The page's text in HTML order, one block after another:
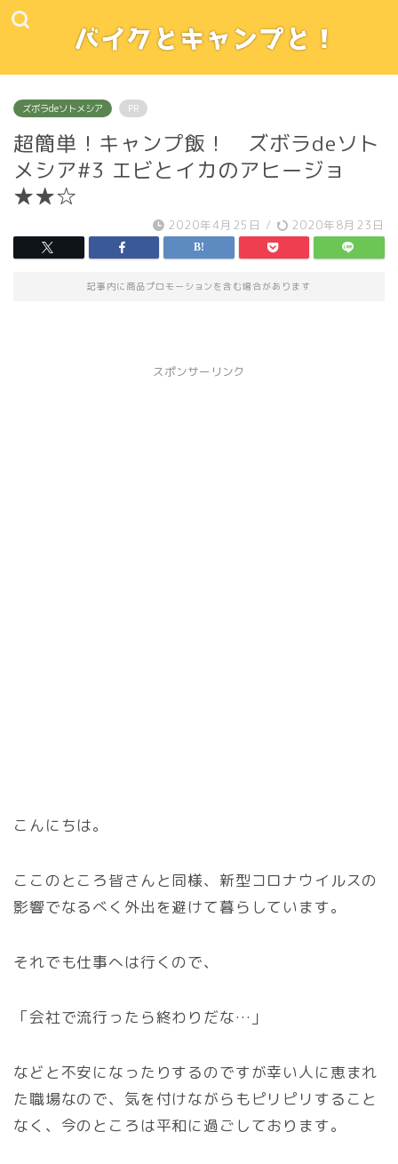
ズボラdeソトメシア PR
超簡単！キャンプ飯！ ズボラdeソト
メシア#3 エビとイカのアヒージョ
★★☆
2020年4月25日 / 2020年8月23日
記事内に商品プロモーションを含む場合があります
スポンサーリンク
こんにちは。
ここのところ皆さんと同様、新型コロナウイルスの
影響でなるべく外出を避けて暮らしています。
それでも仕事へは行くので、
「会社で流行ったら終わりだな…」
などと不安になったりするのですが幸い人に恵まれ
た職場なので、気を付けながらもピリピリすること
なく、今のところは平和に過ごしております。